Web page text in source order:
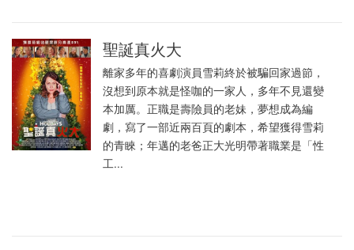
聖誕真火大
離家多年的喜劇演員雪莉終於被騙回家過節，
沒想到原本就是怪咖的一家人，多年不見還變
本加厲。正職是壽險員的老妹，夢想成為編
劇，寫了一部近兩百頁的劇本，希望獲得雪莉
的青睞；年邁的老爸正大光明帶著職業是「性
工...